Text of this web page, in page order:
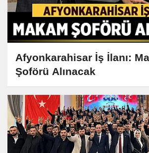
Afyonkarahisar İş İlanı:
Şoförü Alınacak